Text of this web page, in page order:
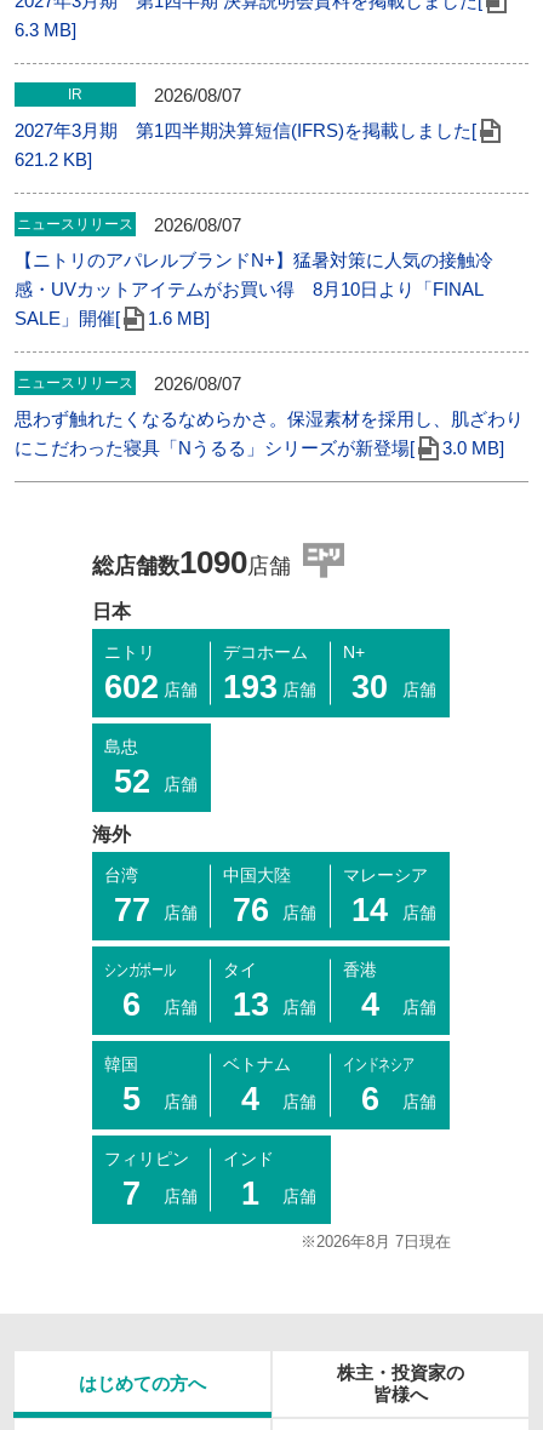
6.3 MB]
IR
2026/08/07
2027年3月期 第1四半期決算短信(IFRS)を掲載しました[
621.2 KB]
ニュースリリース
2026/08/07
【ニトリのアパレルブランドN+】猛暑対策に人気の接触冷
感・UVカットアイテムがお買い得 8月10日より「FINAL
SALE」開催[
1.6 MB]
ニュースリリース
2026/08/07
思わず触れたくなるなめらかさ。保湿素材を採用し、肌ざわり
にこだわった寝具「Nうるる」シリーズが新登場[
3.0 MB]
総店舗数1090店舗
日本
ニトリ
602 店舗
デコホーム
193 店舗
N+
30 店舗
島忠
52 店舗
海外
台湾
77 店舗
中国大陸
76 店舗
マレーシア
14 店舗
シンガポール
6 店舗
タイ
13 店舗
香港
4 店舗
韓国
5 店舗
ベトナム
4 店舗
インドネシア
6 店舗
フィリピン
7 店舗
インド
1 店舗
※2026年8月 7日現在
はじめての方へ
株主・投資家の
皆様へ